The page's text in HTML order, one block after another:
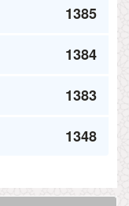
1385
1384
1383
1348